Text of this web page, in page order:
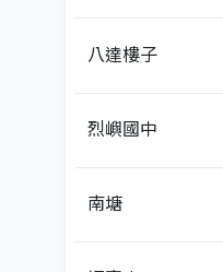
八達樓子
烈嶼國中
南塘